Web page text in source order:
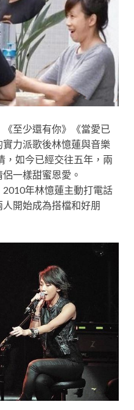
至少還有你》《當愛已
力派歌後林憶蓮與音樂
，如今已經交往五年，兩
一樣甜蜜恩愛。
年林憶蓮主動打電話
開始成為搭檔和好朋